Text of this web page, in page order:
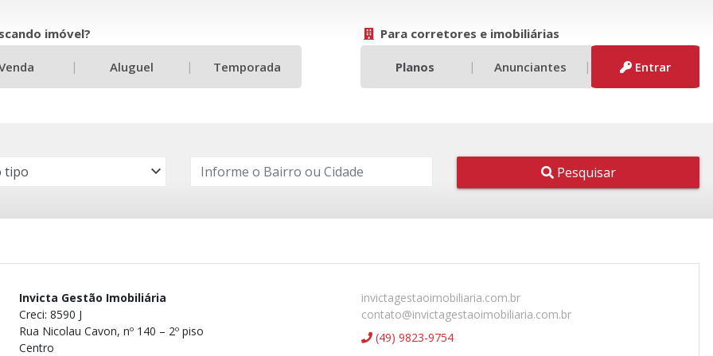
imóvel? Para corretores e imobiliárias
| Aluguel | Temporada Planos | Anunciantes | Entrar
Pesquisar
Invicta Gestão Imobiliária
Creci: 8590 J
Rua Nicolau Cavon, nº 140 – 2º piso
Centro
invictagestaoimobiliaria.com.br
contato@invictagestaoimobiliaria.com.br
(49) 9823-9754